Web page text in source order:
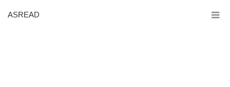
ASREAD